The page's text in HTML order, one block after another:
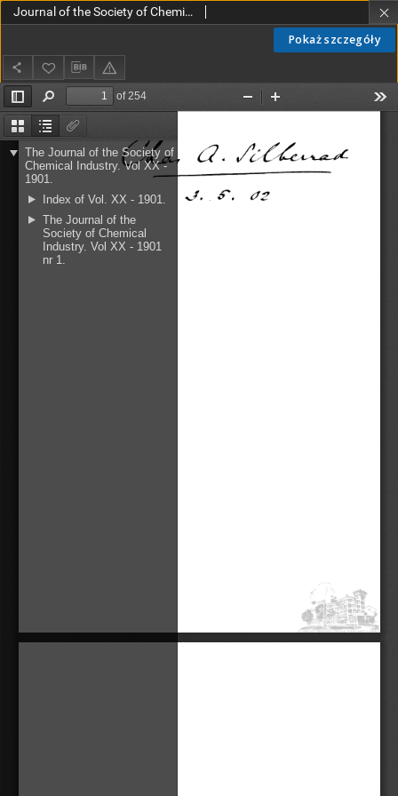
Pokaż szczegóły
Journal of the Society of Chemical Industry vol. 20 no. 1 (1901)